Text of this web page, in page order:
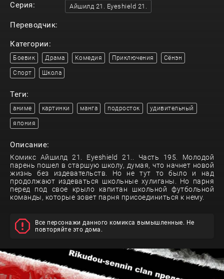
Серия: Айшилд 21. Eyeshield 21.
Переводчик:
Категории:
Боевик Драма Комедия Приключения Сёнэн
Спорт Школа
Теги:
аниме картинки манга подросток удивительный
япония
Описание:
Комикс Айшилд 21. Eyeshield 21.. Часть 195. Молодой
парень пошел в старшую школу, думая, что начнет новой
жизнь без издевательств. Но не тут то было и над
продолжают издеваться школьные хулиганы. Но парня
перед под свое крыло капитан школьной футбольной
команды, которые зовет парня присоединиться к нему.
Все персонажи данного комикса вымышленные. Не
повторяйте это дома.